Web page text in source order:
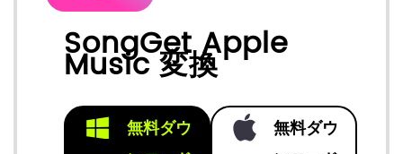
SongGet Apple
Music 変換
無料ダウ
無料ダウ